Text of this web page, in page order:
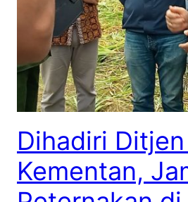
Dihadiri Ditjen
Kementan,